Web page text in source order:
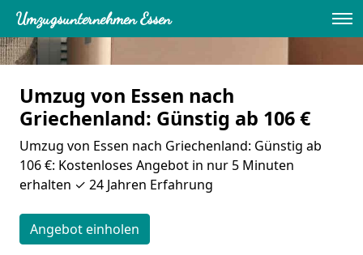
Umzugsunternehmen Essen
Umzug von Essen nach
Griechenland: Günstig ab 106 €
Umzug von Essen nach Griechenland: Günstig ab
106 €: Kostenloses Angebot in nur 5 Minuten
erhalten ✓ 24 Jahren Erfahrung
Angebot einholen